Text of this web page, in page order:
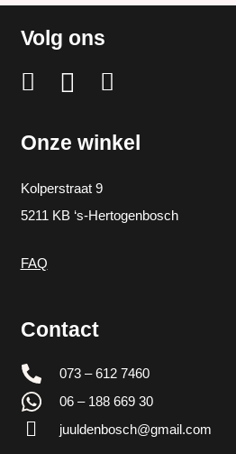
Volg ons
Onze winkel
Kolperstraat 9
5211 KB ‘s-Hertogenbosch
FAQ
Contact
073 – 612 7460
06 – 188 669 30
juuldenbosch@gmail.com